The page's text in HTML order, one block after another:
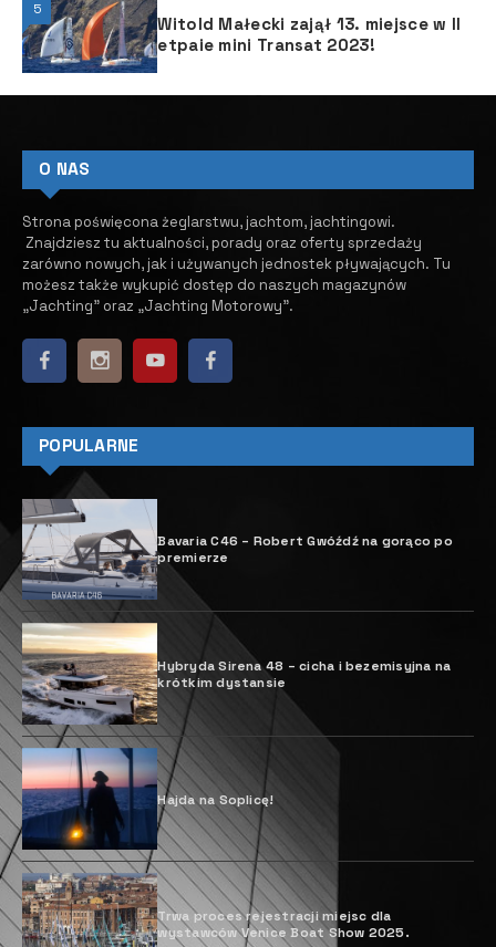
5
Witold Małecki zajął 13. miejsce w II
etpaie mini Transat 2023!
O NAS
Strona poświęcona żeglarstwu, jachtom, jachtingowi.
Znajdziesz tu aktualności, porady oraz oferty sprzedaży
zarówno nowych, jak i używanych jednostek pływających. ​ Tu
możesz także wykupić dostęp do naszych magazynów
„Jachting” oraz „Jachting Motorowy”.
POPULARNE
Bavaria C46 – Robert Gwóźdź na gorąco po
premierze
Hybryda Sirena 48 – cicha i bezemisyjna na
krótkim dystansie
Hajda na Soplicę!
Trwa proces rejestracji miejsc dla
wystawców Venice Boat Show 2025.